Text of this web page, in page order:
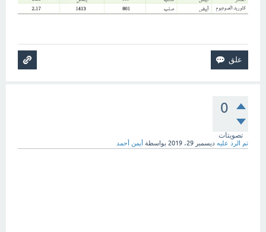
0
تصويتات
تم الرد عليه ديسمبر 29، 2019 بواسطة أيمن أحمد